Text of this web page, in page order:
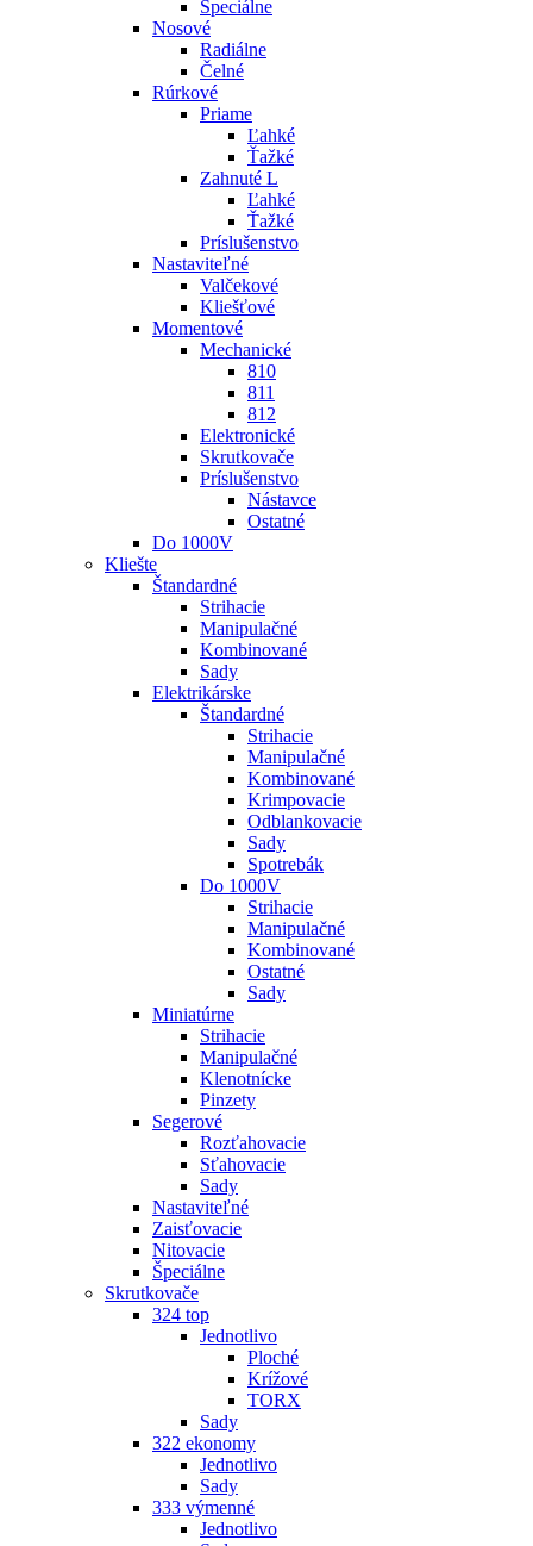
Špeciálne
Nosové
Radiálne
Čelné
Rúrkové
Priame
Ľahké
Ťažké
Zahnuté L
Ľahké
Ťažké
Príslušenstvo
Nastaviteľné
Valčekové
Kliešťové
Momentové
Mechanické
810
811
812
Elektronické
Skrutkovače
Príslušenstvo
Nástavce
Ostatné
Do 1000V
Kliešte
Štandardné
Strihacie
Manipulačné
Kombinované
Sady
Elektrikárske
Štandardné
Strihacie
Manipulačné
Kombinované
Krimpovacie
Odblankovacie
Sady
Spotrebák
Do 1000V
Strihacie
Manipulačné
Kombinované
Ostatné
Sady
Miniatúrne
Strihacie
Manipulačné
Klenotnícke
Pinzety
Segerové
Rozťahovacie
Sťahovacie
Sady
Nastaviteľné
Zaisťovacie
Nitovacie
Špeciálne
Skrutkovače
324 top
Jednotlivo
Ploché
Krížové
TORX
Sady
322 ekonomy
Jednotlivo
Sady
333 výmenné
Jednotlivo